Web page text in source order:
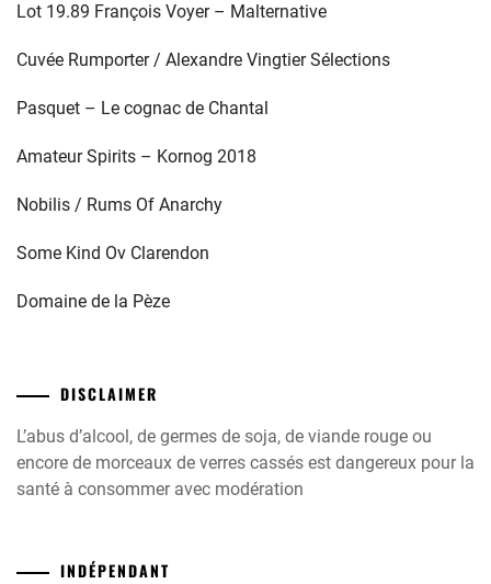
Lot 19.89 François Voyer – Malternative
Cuvée Rumporter / Alexandre Vingtier Sélections
Pasquet – Le cognac de Chantal
Amateur Spirits – Kornog 2018
Nobilis / Rums Of Anarchy
Some Kind Ov Clarendon
Domaine de la Pèze
DISCLAIMER
L’abus d’alcool, de germes de soja, de viande rouge ou
encore de morceaux de verres cassés est dangereux pour la
santé à consommer avec modération
INDÉPENDANT